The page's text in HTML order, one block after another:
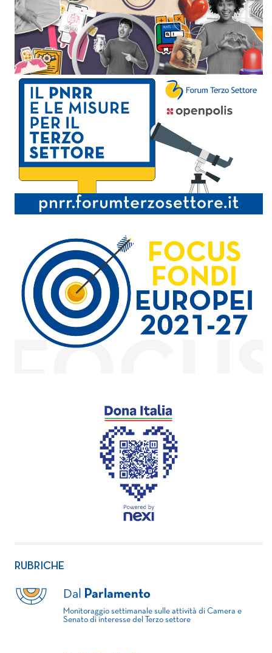
RUBRICHE
Dal Parlamento
Monitoraggio settimanale sulle attività di Camera e
Senato di interesse del Terzo settore